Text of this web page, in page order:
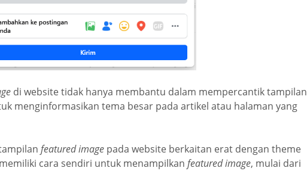
di website tidak hanya membantu dalam mempercantik tampilan
menginformasikan tema besar pada artikel atau halaman yang
featured image pada website berkaitan erat dengan theme
memiliki cara sendiri untuk menampilkan featured image, mulai dari